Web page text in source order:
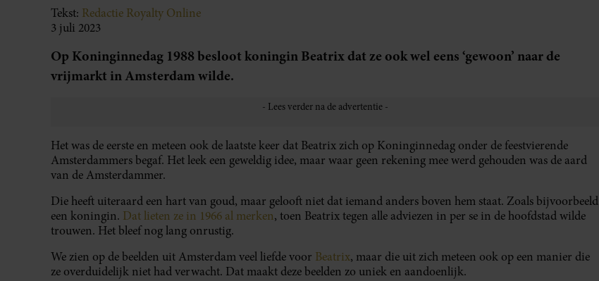
Tekst: Redactie Royalty Online
3 juli 2023
Op Koninginnedag 1988 besloot koningin Beatrix dat ze ook wel eens ‘gewoon’ naar de
vrijmarkt in Amsterdam wilde.
Het was de eerste en meteen ook de laatste keer dat Beatrix zich op Koninginnedag onder de feestvierende
Amsterdammers begaf. Het leek een geweldig idee, maar waar geen rekening mee werd gehouden was de aard
van de Amsterdammer.
Die heeft uiteraard een hart van goud, maar gelooft niet dat iemand anders boven hem staat. Zoals bijvoorbeeld
een koningin. Dat lieten ze in 1966 al merken, toen Beatrix tegen alle adviezen in per se in de hoofdstad wilde
trouwen. Het bleef nog lang onrustig.
We zien op de beelden uit Amsterdam veel liefde voor Beatrix, maar die uit zich meteen ook op een manier die
ze overduidelijk niet had verwacht. Dat maakt deze beelden zo uniek en aandoenlijk.